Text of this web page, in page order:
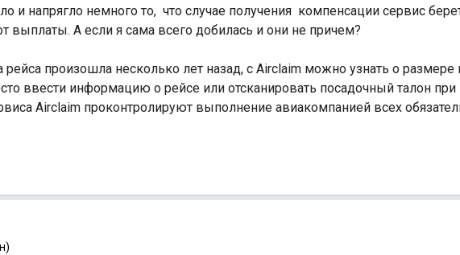
и напрягло немного то, что случае получения компенсации сервис
выплаты. А если я сама всего добилась и они не причем?
произошла несколько лет назад, с Airclaim можно узнать о
ввести информацию о рейсе или отсканировать посадочный талон
Airclaim проконтролируют выполнение авиакомпанией всех